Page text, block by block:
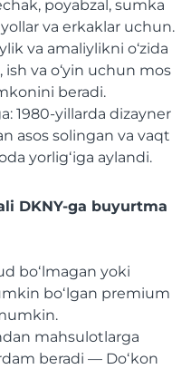
poyabzal, sumka
va erkaklar uchun.
va amaliylikni o‘zida
ish va o‘yin uchun mos
beradi.
1980-yillarda dizayner
asos solingan va vaqt
yorligʻiga aylandi.
DKNY-ga buyurtma
boʻlmagan yoki
boʻlgan premium
mahsulotlarga
beradi — Doʻkon